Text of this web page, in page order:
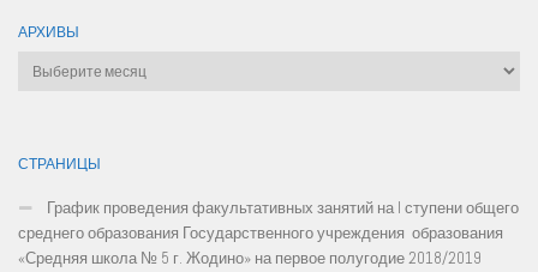
АРХИВЫ
Архивы
СТРАНИЦЫ
График проведения факультативных занятий на I ступени общего
среднего образования Государственного учреждения образования
«Средняя школа № 5 г. Жодино» на первое полугодие 2018/2019